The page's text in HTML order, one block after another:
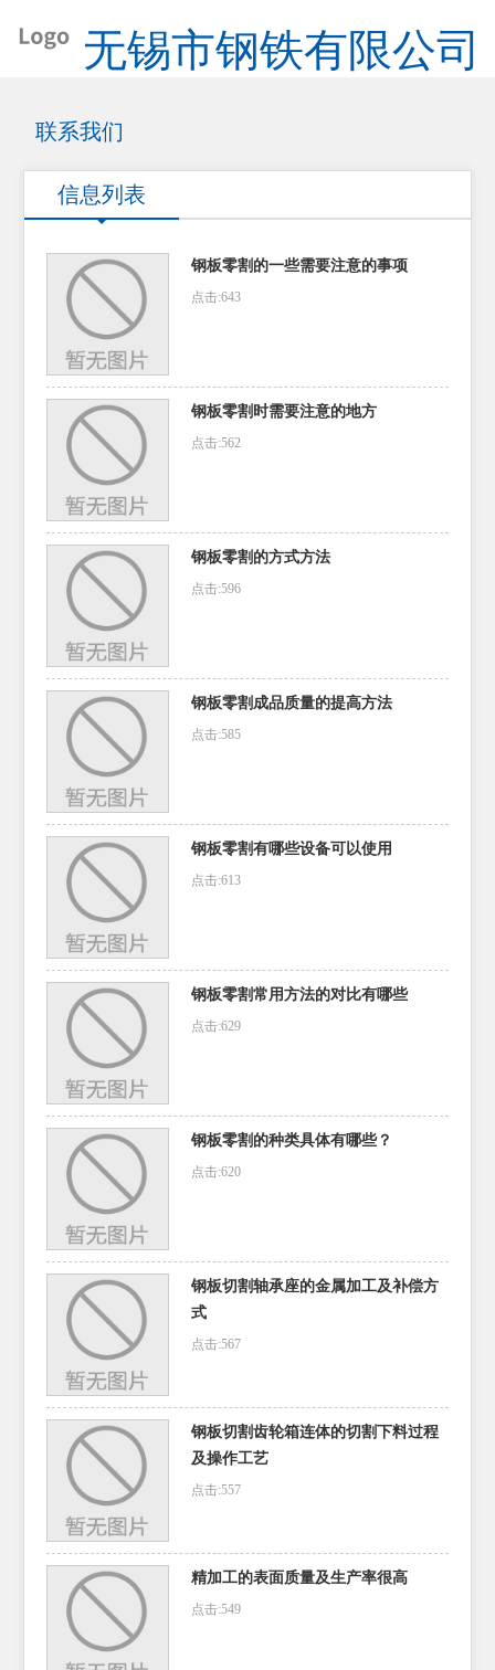
无锡市钢铁有限公司
联系我们
信息列表
钢板零割的一些需要注意的事项
点击:643
钢板零割时需要注意的地方
点击:562
钢板零割的方式方法
点击:596
钢板零割成品质量的提高方法
点击:585
钢板零割有哪些设备可以使用
点击:613
钢板零割常用方法的对比有哪些
点击:629
钢板零割的种类具体有哪些？
点击:620
钢板切割轴承座的金属加工及补偿方
式
点击:567
钢板切割齿轮箱连体的切割下料过程
及操作工艺
点击:557
精加工的表面质量及生产率很高
点击:549